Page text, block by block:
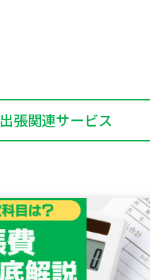
出張関連サービス